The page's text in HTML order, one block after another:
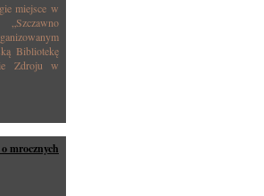
miejsce w
Bibliotekę
Zdroju w
mrocznych